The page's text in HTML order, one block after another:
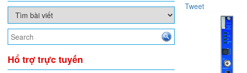
Hổ trợ trực tuyến
Tweet